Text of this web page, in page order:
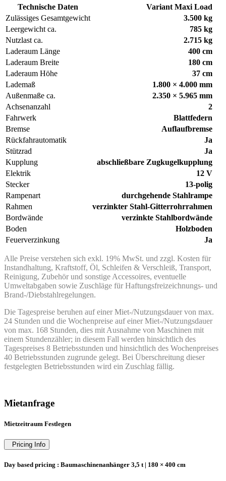
Technische Daten
Variant Maxi Load
Zulässiges Gesamtgewicht
3.500 kg
Leergewicht ca.
785 kg
Nutzlast ca.
2.715 kg
Laderaum Länge
400 cm
Laderaum Breite
180 cm
Laderaum Höhe
37 cm
Lademaß
1.800 × 4.000 mm
Außenmaße ca.
2.350 × 5.965 mm
Achsenanzahl
2
Fahrwerk
Blattfedern
Bremse
Auflaufbremse
Rückfahrautomatik
Ja
Stützrad
Ja
Kupplung
abschließbare Zugkugelkupplung
Elektrik
12 V
Stecker
13-polig
Rampenart
durchgehende Stahlrampe
Rahmen
verzinkter Stahl-Gitterrohrrahmen
Bordwände
verzinkte Stahlbordwände
Boden
Holzboden
Feuerverzinkung
Ja
Alle Preise verstehen sich exkl. 19% MwSt. und zzgl. Kosten für
Instandhaltung, Kraftstoff, Öl, Schleifen & Verschleiß, Transport,
Reinigung, Zubehör und sonstige Accessoires, eventuelle
Umweltabgaben sowie Zuschläge für Haftungsfreizeichnungs- und
Brand-/Diebstahlregelungen.
Die Tagespreise beruhen auf einer Miet-/Nutzungsdauer von max.
24 Stunden und die Wochenpreise auf einer Miet-/Nutzungsdauer
von max. 168 Stunden, dies mit Ausnahme von Maschinen mit
einem Stundenzähler; in diesem Fall werden hinsichtlich des
Tagespreises 8 Betriebsstunden und hinsichtlich des Wochenpreises
40 Betriebsstunden zugrunde gelegt. Bei Überschreitung dieser
festgelegten Betriebsstunden wird ein Zuschlag fällig.
Mietanfrage
Mietzeitraum Festlegen
Pricing Info
Day based pricing : Baumaschinenanhänger 3,5 t | 180 × 400 cm